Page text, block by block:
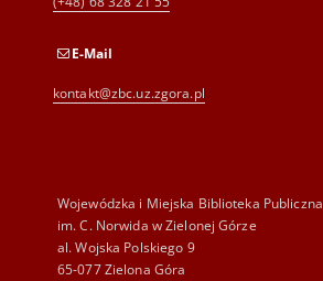
E-Mail
kontakt@zbc.uz.zgora.pl
Wojewódzka i Miejska Biblioteka Publiczna
im. C. Norwida w Zielonej Górze
al. Wojska Polskiego 9
65-077 Zielona Góra